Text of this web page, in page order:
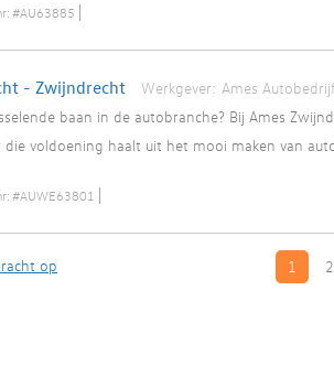
#AU63885
- Zwijndrecht Werkgever: Ames Autobedrijf
baan in de autobranche? Bij Ames
voldoening haalt uit het mooi maken van
#AUWE63801
1 2
op